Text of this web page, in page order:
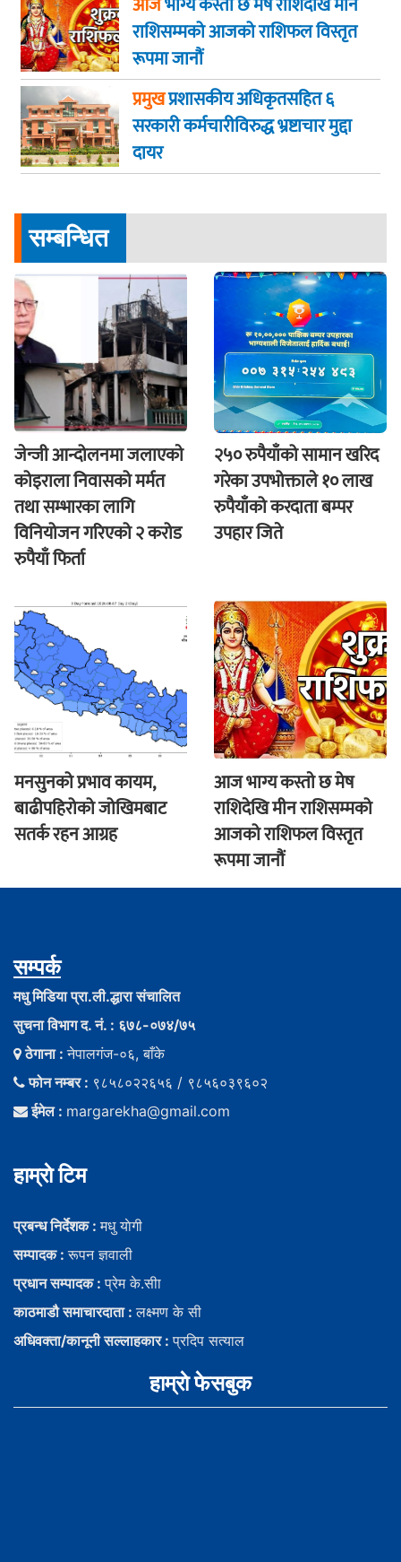
राशिसम्मको आजको राशिफल विस्तृत
रूपमा जानौं
प्रमुखप्रशासकीय अधिकृतसहित ६
सरकारी कर्मचारीविरुद्ध भ्रष्टाचार मुद्दा
दायर
सम्बन्धित
जेन्जी आन्दोलनमा जलाएकाे
कोइराला निवासको मर्मत
तथा सम्भारका लागि
विनियोजन गरिएको २ करोड
रुपैयाँ फिर्ता
२५० रुपैयाँको सामान खरिद
गरेका उपभोक्ताले १० लाख
रुपैयाँको करदाता बम्पर
उपहार जिते
मनसुनको प्रभाव कायम,
बाढीपहिरोको जोखिमबाट
सतर्क रहन आग्रह
आज भाग्य कस्ताे छ मेष
राशिदेखि मीन राशिसम्मको
आजको राशिफल विस्तृत
रूपमा जानौं
सम्पर्क
मधु मिडिया प्रा.ली.द्धारा संचालित
सुचना विभाग द. नं. : ६७८-०७४/७५
ठेगाना :नेपालगंज-०६, बाँके
फोन नम्बर : ९८५८०२२६५६ / ९८५६०३९६०२
ईमेल : margarekha@gmail.com
हाम्राे टिम
प्रबन्ध निर्देशक :मधु याेगी
सम्पादक :रूपन ज्ञवाली
प्रधान सम्पादक :प्रेम के.सीा
काठमाडौ समाचारदाता :लक्ष्मण के सी
अधिवक्ता/कानूनी सल्लाहकार :प्रदिप सत्याल
हाम्राे फेसबुक